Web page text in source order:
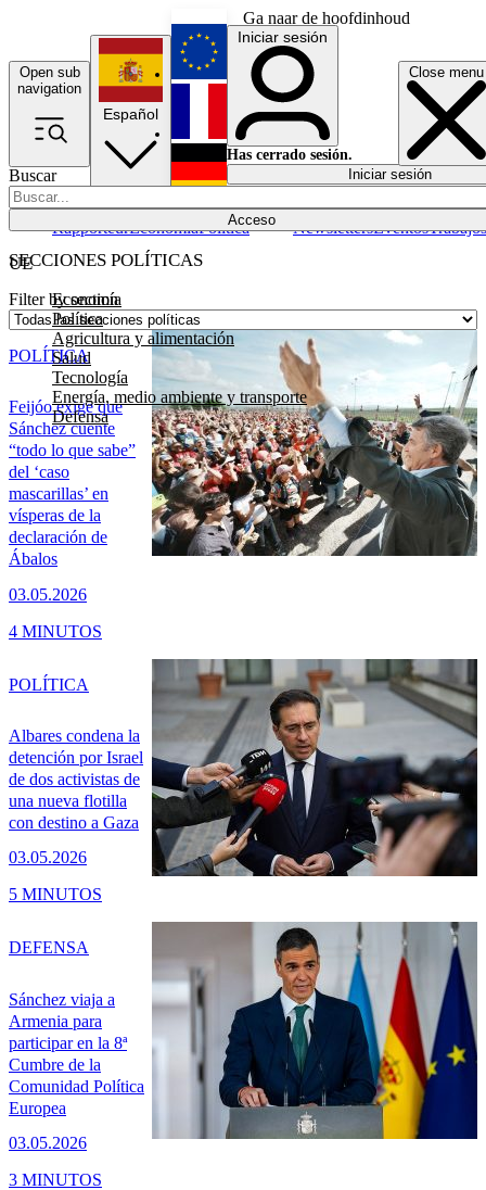
Ga naar de hoofdinhoud
Open sub
navigation
Close menu
Buscar
Acceso
SECCIONES POLÍTICAS
Economía
Política
Agricultura y alimentación
Salud
Tecnología
Energía, medio ambiente y transporte
Defensa
RapporteurEconomíaPolítica NewslettersEventosTrabajos
Español
English
Français
Iniciar sesión
Has cerrado sesión.
Iniciar sesión
UE
Filter by section
Feijóo exige que
Sánchez cuente
“todo lo que sabe”
del ‘caso
mascarillas’ en
vísperas de la
declaración de
Ábalos
03.05.2026
POLÍTICA
4 MINUTOS
Albares condena la
detención por Israel
de dos activistas de
una nueva flotilla
con destino a Gaza
03.05.2026
POLÍTICA
5 MINUTOS
Sánchez viaja a
Armenia para
participar en la 8ª
Cumbre de la
Comunidad Política
Europea
03.05.2026
DEFENSA
3 MINUTOS